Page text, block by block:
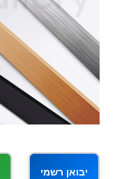
יבואן רשמי